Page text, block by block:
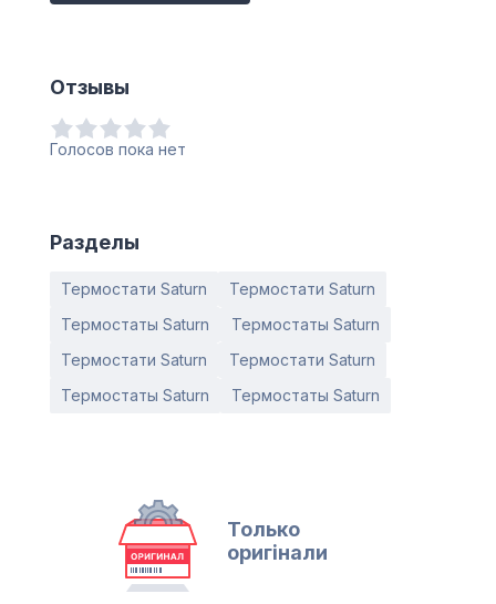
Отзывы
Голосов пока нет
Разделы
Термостати Saturn
Термостати Saturn
Термостаты Saturn
Термостаты Saturn
Термостати Saturn
Термостати Saturn
Термостаты Saturn
Термостаты Saturn
Только
оригінали